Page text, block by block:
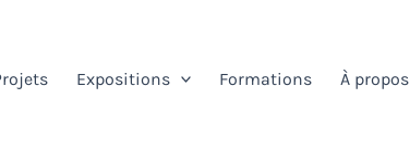
Expositions Formations À propos